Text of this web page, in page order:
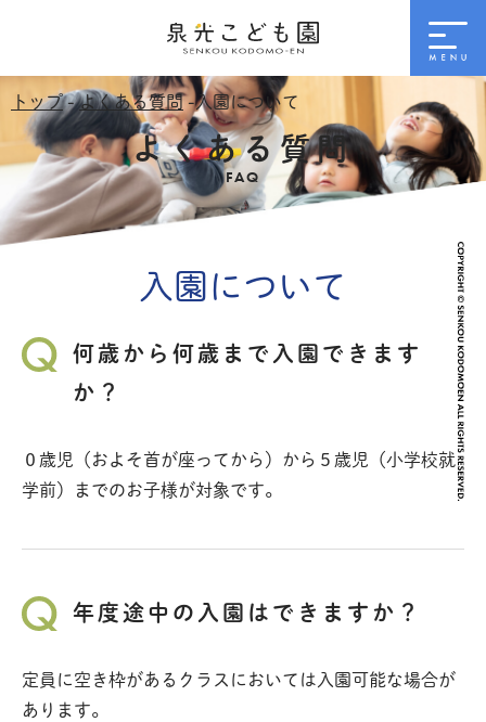
トップ-よくある質問-入園について
よくある質問
FAQ
入園について
何歳から何歳まで入園できます
か？
０歳児（およそ首が座ってから）から５歳児（小学校就
学前）までのお子様が対象です。
年度途中の入園はできますか？
定員に空き枠があるクラスにおいては入園可能な場合が
あります。